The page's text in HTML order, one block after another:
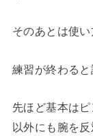
そのあとは使い
練習が終わると
先ほど基本は
以外にも腕を